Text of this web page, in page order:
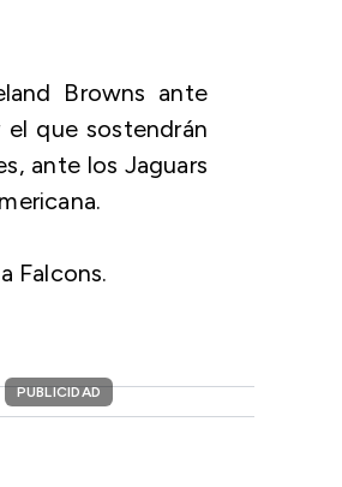
Browns ante
que sostendrán
ante los Jaguars
Falcons.
PUBLICIDAD